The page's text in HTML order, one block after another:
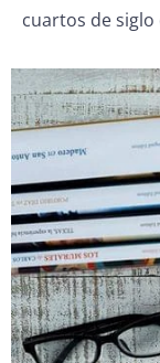
cuartos de